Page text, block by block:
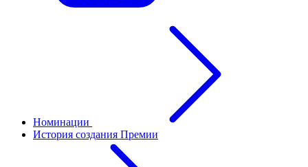
Номинации
История создания Премии